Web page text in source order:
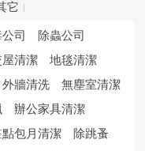
它
司
除蟲公司
屋清潔
地毯清潔
外牆清洗
無塵室清潔
辦公家具清潔
點包月清潔
除跳蚤